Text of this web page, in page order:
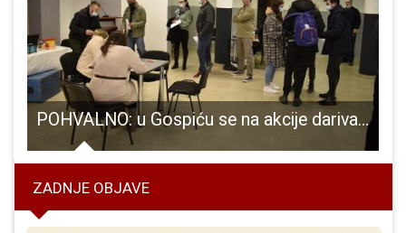
POHVALNO: u Gospiću se na akcije darivanja krvi javlja sve više srednjoškolaca i studenata
ZADNJE OBJAVE